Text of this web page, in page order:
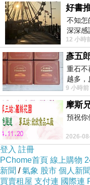
不知怎
深深感
不同樣
12 小時
彥五
重石不
越多，
習慣一
9 小時前
摩斯
預祝你
2026-
登入 註冊
PChome首頁 線上購物
新聞 /氣象 股市 個人新
買賣租屋 支付連 國際連